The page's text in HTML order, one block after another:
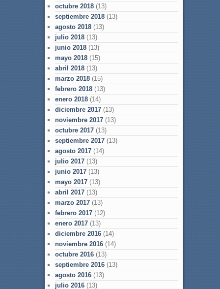
octubre 2018(13)
septiembre 2018(13)
agosto 2018(13)
julio 2018(13)
junio 2018(13)
mayo 2018(15)
abril 2018(13)
marzo 2018(15)
febrero 2018(13)
enero 2018(14)
diciembre 2017(13)
noviembre 2017(13)
octubre 2017(13)
septiembre 2017(13)
agosto 2017(14)
julio 2017(13)
junio 2017(13)
mayo 2017(13)
abril 2017(13)
marzo 2017(13)
febrero 2017(12)
enero 2017(13)
diciembre 2016(14)
noviembre 2016(14)
octubre 2016(13)
septiembre 2016(13)
agosto 2016(13)
julio 2016(13)